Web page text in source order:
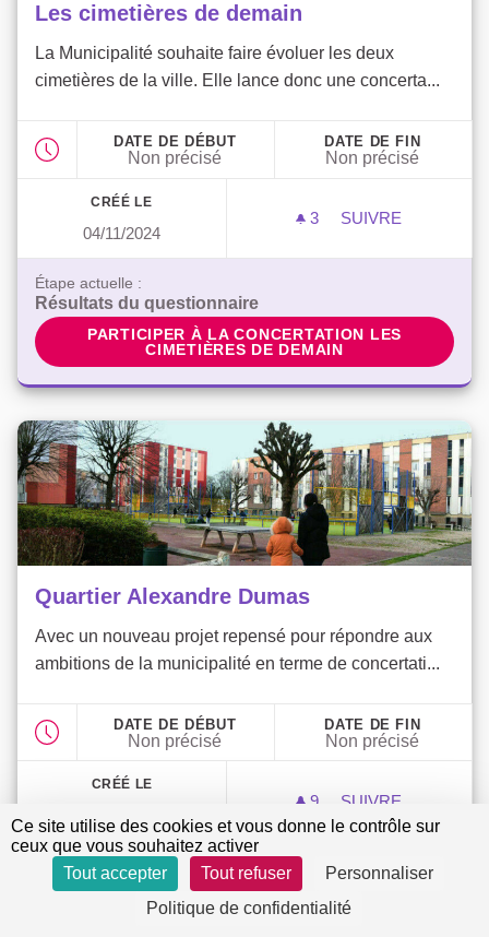
Les cimetières de demain
La Municipalité souhaite faire évoluer les deux
cimetières de la ville. Elle lance donc une concerta...
DATE DE DÉBUT
Non précisé
DATE DE FIN
Non précisé
CRÉÉ LE
04/11/2024
3 3 ABONNÉS
SUIVRE
Étape actuelle :
Résultats du questionnaire
PARTICIPER À LA CONCERTATION LES
PARTICIPER À LA CONCERTATION LES
CIMETIÈRES DE DEMAIN
Quartier Alexandre Dumas
Avec un nouveau projet repensé pour répondre aux
ambitions de la municipalité en terme de concertati...
DATE DE DÉBUT
Non précisé
DATE DE FIN
Non précisé
CRÉÉ LE
17/05/2022
9 9 ABONNÉS
SUIVRE
QUARTIER
Étape actuelle :
Introduction
REMPLISSEZ LE QUESTIONNAIRE SUR LE
REMPLISSEZ LE QUESTIONNAIRE SUR LE
Ce site utilise des cookies et vous donne le contrôle sur
ceux que vous souhaitez activer
Tout accepter
Tout refuser
Personnaliser
Politique de confidentialité